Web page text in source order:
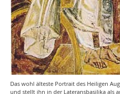
Das wohl älteste Portrait des Heiligen
und stellt ihn in der Lateransbasilika als